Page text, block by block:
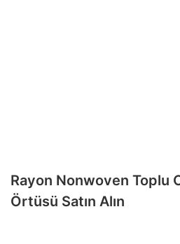
Rayon Nonwoven Toplu
Örtüsü Satın Alın